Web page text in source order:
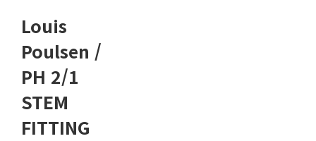
Louis
Poulsen /
PH 2/1
STEM
FITTING